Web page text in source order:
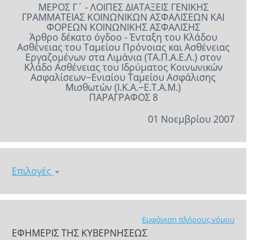
ΜΕΡΟΣ Γ΄ - ΛΟΙΠΕΣ ΔΙΑΤΑΞΕΙΣ ΓΕΝΙΚΗΣ
ΓΡΑΜΜΑΤΕΙΑΣ ΚΟΙΝΩΝΙΚΩΝ ΑΣΦΑΛΙΣΕΩΝ ΚΑΙ
ΦΟΡΕΩΝ ΚΟΙΝΩΝΙΚΗΣ ΑΣΦΑΛΙΣΗΣ
Άρθρο δέκατο όγδοο - Ένταξη του Κλάδου
Ασθένειας του Ταμείου Πρόνοιας και Ασθένειας
Εργαζομένων στα Λιμάνια (ΤΑ.Π.Α.Ε.Λ.) στον
Κλάδο Ασθένειας του Ιδρύματος Κοινωνικών
Ασφαλίσεων−Ενιαίου Ταμείου Ασφάλισης
Μισθωτών (Ι.Κ.Α.−Ε.Τ.Α.Μ.)
ΠΑΡΑΓΡΑΦΟΣ 8
01 Νοεμβρίου 2007
Επιλογές
Εμφάνιση πλήρους νόμου
ΕΦΗΜΕΡΙΣ ΤΗΣ ΚΥΒΕΡΝΗΣΕΩΣ